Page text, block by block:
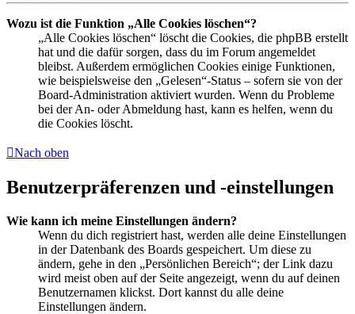
Wozu ist die Funktion „Alle Cookies löschen“?
„Alle Cookies löschen“ löscht die Cookies, die phpBB erstellt
hat und die dafür sorgen, dass du im Forum angemeldet
bleibst. Außerdem ermöglichen Cookies einige Funktionen,
wie beispielsweise den „Gelesen“-Status – sofern sie von der
Board-Administration aktiviert wurden. Wenn du Probleme
bei der An- oder Abmeldung hast, kann es helfen, wenn du
die Cookies löscht.
Nach oben
Benutzerpräferenzen und -einstellungen
Wie kann ich meine Einstellungen ändern?
Wenn du dich registriert hast, werden alle deine Einstellungen
in der Datenbank des Boards gespeichert. Um diese zu
ändern, gehe in den „Persönlichen Bereich“; der Link dazu
wird meist oben auf der Seite angezeigt, wenn du auf deinen
Benutzernamen klickst. Dort kannst du alle deine
Einstellungen ändern.